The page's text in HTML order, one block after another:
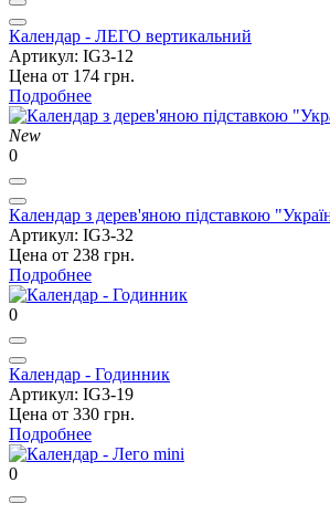
Календар - ЛЕГО вертикальний
Артикул: IG3-12
Цена от 174 грн.
Подробнее
New
0
Календар з дерев'яною підставкою
Артикул: IG3-32
Цена от 238 грн.
Подробнее
0
Календар - Годинник
Артикул: IG3-19
Цена от 330 грн.
Подробнее
0